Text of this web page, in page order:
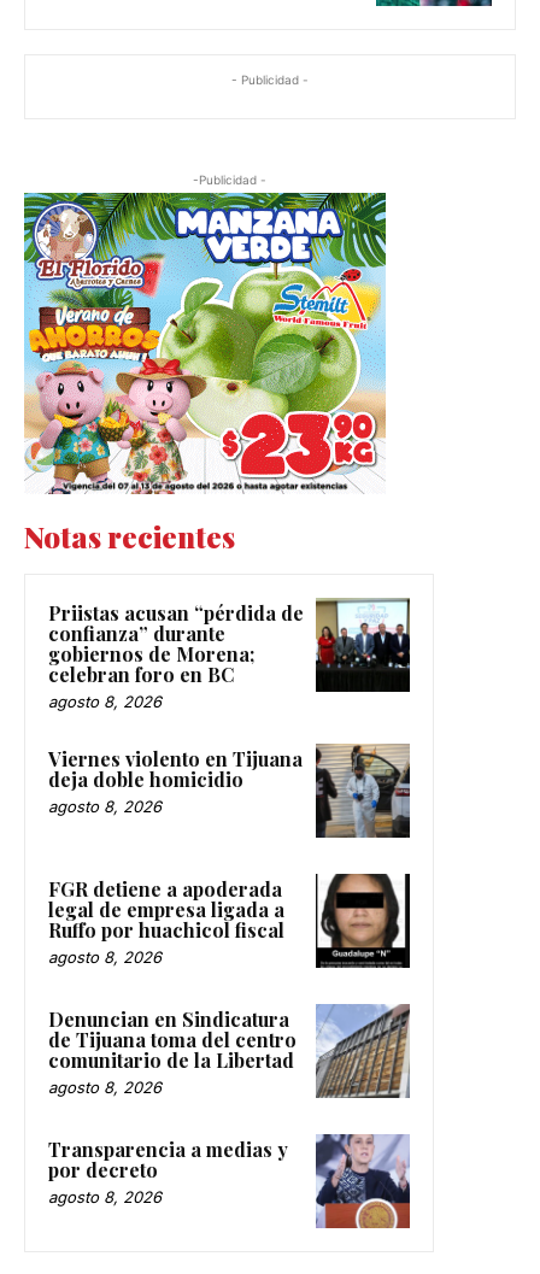
- Publicidad -
-Publicidad -
Notas recientes
Priistas acusan “pérdida de
confianza” durante
gobiernos de Morena;
celebran foro en BC
agosto 8, 2026
Viernes violento en Tijuana
deja doble homicidio
agosto 8, 2026
FGR detiene a apoderada
legal de empresa ligada a
Ruffo por huachicol fiscal
agosto 8, 2026
Denuncian en Sindicatura
de Tijuana toma del centro
comunitario de la Libertad
agosto 8, 2026
Transparencia a medias y
por decreto
agosto 8, 2026